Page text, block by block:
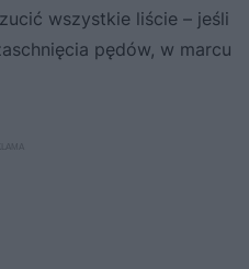
wszystkie liście – jeśli
pędów, w marcu